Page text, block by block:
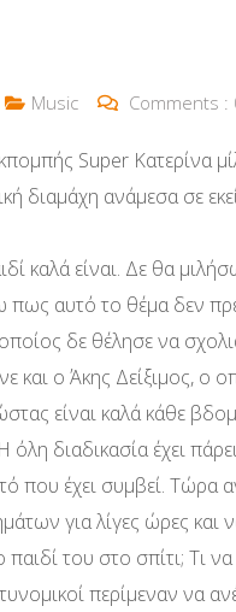
Music Comments :
Super Κατερίνα
διαμάχη ανάμεσα σε
καλά είναι. Δε θα
αυτό το θέμα δεν
δε θέλησε να
και ο Άκης Δείξιμος, ο
είναι καλά κάθε
όλη διαδικασία έχει
που έχει συμβεί. Τώρα
για λίγες ώρες και
παιδί του στο σπίτι; Τι
περίμεναν να